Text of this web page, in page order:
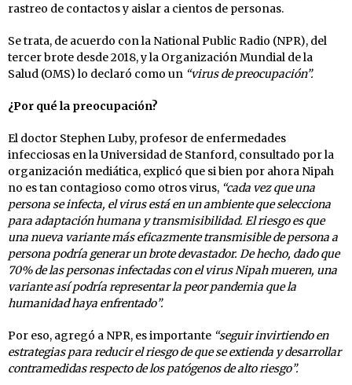
rastreo de contactos y aislar a cientos de personas.
Se trata, de acuerdo con la National Public Radio (NPR), del
tercer brote desde 2018, y la Organización Mundial de la
Salud (OMS) lo declaró como un “virus de preocupación”.
¿Por qué la preocupación?
El doctor Stephen Luby, profesor de enfermedades
infecciosas en la Universidad de Stanford, consultado por la
organización mediática, explicó que si bien por ahora Nipah
no es tan contagioso como otros virus, “cada vez que una
persona se infecta, el virus está en un ambiente que selecciona
para adaptación humana y transmisibilidad. El riesgo es que
una nueva variante más eficazmente transmisible de persona a
persona podría generar un brote devastador. De hecho, dado que
70% de las personas infectadas con el virus Nipah mueren, una
variante así podría representar la peor pandemia que la
humanidad haya enfrentado”.
Por eso, agregó a NPR, es importante “seguir invirtiendo en
estrategias para reducir el riesgo de que se extienda y desarrollar
contramedidas respecto de los patógenos de alto riesgo”.